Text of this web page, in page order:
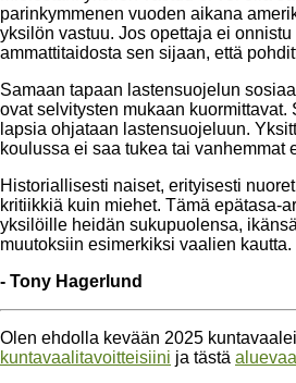
parinkymmenen vuoden aikana
yksilön vastuu. Jos opettaja ei
ammattitaidosta sen sijaan, että
Samaan tapaan lastensuojelun
ovat selvitysten mukaan
lapsia ohjataan lastensuojeluun.
koulussa ei saa tukea tai
Historiallisesti naiset, erityisesti
kritiikkiä kuin miehet. Tämä epätasa-
yksilöille heidän sukupuolensa,
muutoksiin esimerkiksi vaalien kautta.
- Tony Hagerlund
Olen ehdolla kevään 2025
kuntavaalitavoitteisiini ja tästä